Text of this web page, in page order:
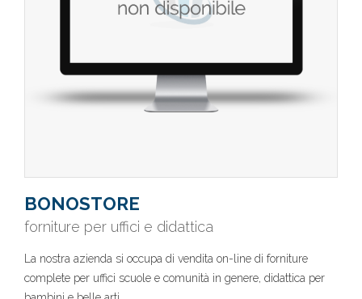
BONOSTORE
forniture per uffici e didattica
La nostra azienda si occupa di vendita on-line di forniture
complete per uffici scuole e comunità in genere, didattica per